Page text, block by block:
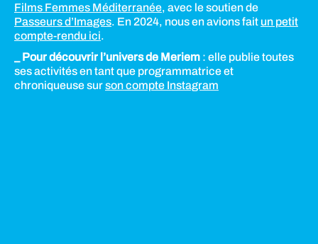
Films Femmes Méditerranée, avec le soutien de
Passeurs d’Images. En 2024, nous en avions fait un petit
compte-rendu ici.
_ Pour découvrir l’univers de Meriem : elle publie toutes
ses activités en tant que programmatrice et
chroniqueuse surson compte Instagram